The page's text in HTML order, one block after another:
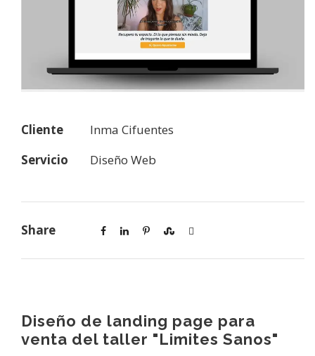
Cliente
Inma Cifuentes
Servicio
Diseño Web
Share
Diseño de landing page para
venta del taller "Limites Sanos"